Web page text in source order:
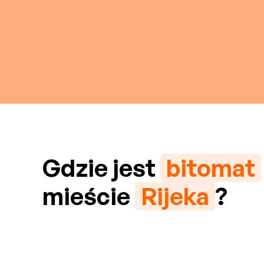
Gdzie jest bitomat
mieście Rijeka ?